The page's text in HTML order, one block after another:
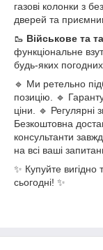
газові колонки з
дверей та
🥾 Військове та
функціональне
будь-яких
🔹 Ми ретельно
позицію. 🔹
ціни. 🔹 Регулярні
Безкоштовна
консультанти
на всі ваші
✨ Купуйте
сьогодні! ✨